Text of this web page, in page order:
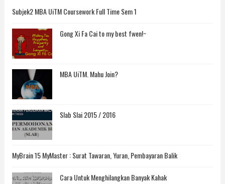
Subjek2 MBA UiTM Coursework Full Time Sem 1
Gong Xi Fa Cai to my best fwen!~
MBA UiTM. Mahu Join?
Slab Slai 2015 / 2016
MyBrain 15 MyMaster : Surat Tawaran, Yuran, Pembayaran Balik
Cara Untuk Menghilangkan Banyak Kahak